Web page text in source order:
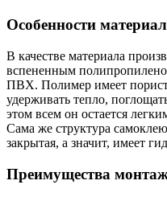
Особенности
В качестве материала
вспененным
ПВХ. Полимер имеет
удерживать тепло,
этом всем он остается
Сама же структура
закрытая, а значит, имеет
Преимущества